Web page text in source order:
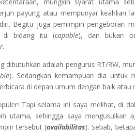
payung atau mempunyai keahlian
Begitu juga pemimpin pengeboran
di bidang itu (capable), dan bukan
.
dibutuhkan adalah pengurus RT/RW,
). Sedangkan kemampuan dia untuk
di depan umum dengan baik
Tapi selama ini saya melihat, di
utama, sehingga saya mengusulkan
tersebut (availabilitas). Sebab,